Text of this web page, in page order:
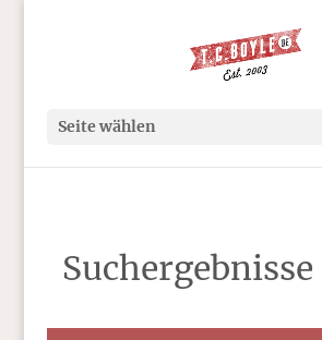
Seite wählen